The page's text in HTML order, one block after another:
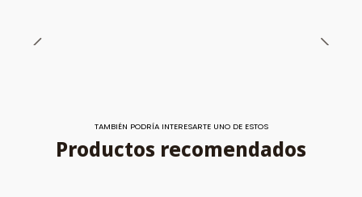
TAMBIÉN PODRÍA INTERESARTE UNO DE ESTOS
Productos recomendados